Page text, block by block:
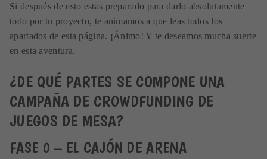
Si después de esto estas preparado para darlo absolutamente
todo por tu proyecto, te animamos a que leas todos los
apartados de esta página. ¡Ánimo! Y te deseamos mucha suerte
en esta aventura.
¿DE QUÉ PARTES SE COMPONE UNA
CAMPAÑA DE CROWDFUNDING DE
JUEGOS DE MESA?
FASE 0 – EL CAJÓN DE ARENA